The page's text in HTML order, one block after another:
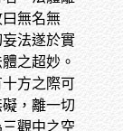
無名無
法遂於實
之超妙。
方之際可
，離一切
觀中之空